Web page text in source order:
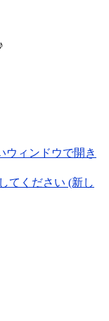
ウィンドウで開き
てください (新し